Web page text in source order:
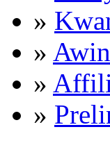
»
» Awin
»
»